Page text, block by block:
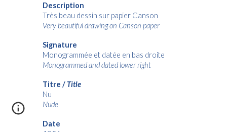
Description
Très beau dessin sur papier Canson
Very beautiful drawing on Canson paper
Signature
Monogrammée et datée en bas droite
Monogrammed and dated lower right
Titre / Title
Nu
Nude
Date